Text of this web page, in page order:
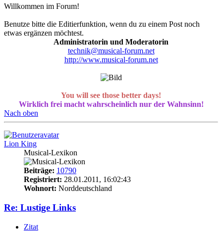
Willkommen im Forum!
Benutze bitte die Editierfunktion, wenn du zu einem Post noch
etwas ergänzen möchtest.
Administratorin und Moderatorin
technik@musical-forum.net
http://www.musical-forum.net
You will see those better days!
Wirklich frei macht wahrscheinlich nur der Wahnsinn!
Nach oben
Lion King
Musical-Lexikon
Beiträge: 10790
Registriert: 28.01.2011, 16:02:43
Wohnort: Norddeutschland
Re: Lustige Links
Zitat